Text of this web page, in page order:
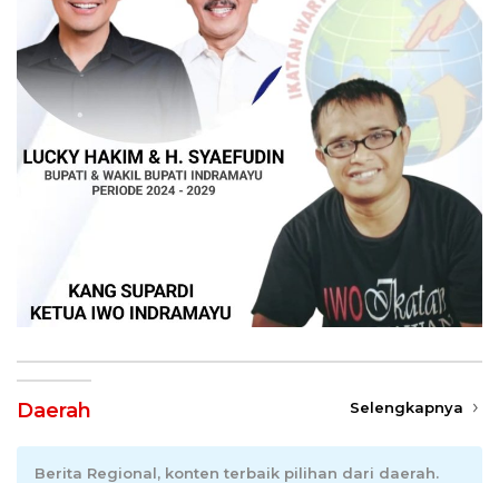
Daerah Selengkapnya
Berita Regional, konten terbaik pilihan dari daerah.